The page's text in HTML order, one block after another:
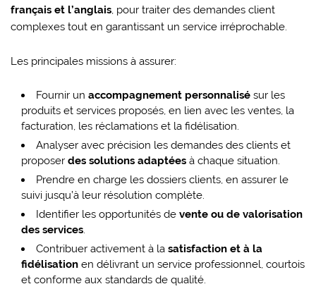
français et l’anglais, pour traiter des demandes client
complexes tout en garantissant un service irréprochable.
Les principales missions à assurer:
Fournir un accompagnement personnalisé sur les
produits et services proposés, en lien avec les ventes, la
facturation, les réclamations et la fidélisation.
Analyser avec précision les demandes des clients et
proposer des solutions adaptées à chaque situation.
Prendre en charge les dossiers clients, en assurer le
suivi jusqu’à leur résolution complète.
Identifier les opportunités de vente ou de valorisation
des services.
Contribuer activement à la satisfaction et à la
fidélisation en délivrant un service professionnel, courtois
et conforme aux standards de qualité.